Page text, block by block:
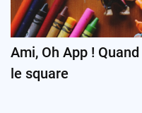
Ami, Oh App !
le square